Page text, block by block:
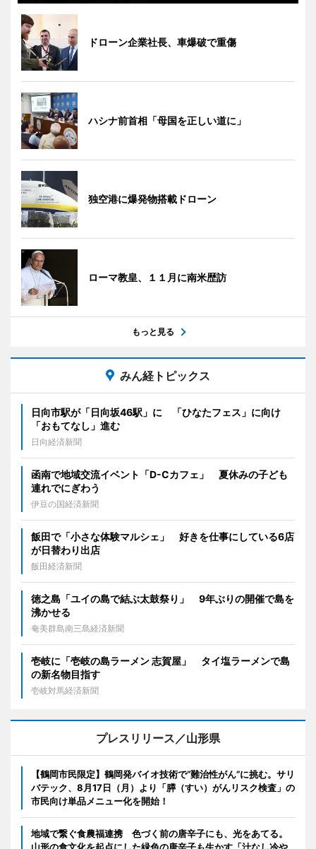
ドローン企業社長、車爆破で重傷
ハシナ前首相「母国を正しい道に」
独空港に爆発物搭載ドローン
ローマ教皇、１１月に南米歴訪
もっと見る
みん経トピックス
日向市駅が「日向坂46駅」に 「ひなたフェス」に向け
「おもてなし」進む
日向経済新聞
函南で地域交流イベント「D-Cカフェ」 夏休みの子ども
連れでにぎわう
伊豆の国経済新聞
飯田で「小さな体験マルシェ」 好きを仕事にしている6店
が日替わり出店
飯田経済新聞
徳之島「ユイの島で結ぶ太鼓祭り」 9年ぶりの開催で島を
沸かせる
奄美群島南三島経済新聞
壱岐に「壱岐の島ラーメン 志賀屋」 タイ塩ラーメンで島
の新名物目指す
壱岐対馬経済新聞
プレスリリース／山形県
【鶴岡市民限定】鶴岡発バイオ技術で“難治性がん”に挑む。サリ
バテック、8月17日（月）より「膵（すい）がんリスク検査」の
市民向け単品メニュー化を開始！
地域で繋ぐ食農福連携 色づく前の唐辛子にも、光をあてる。